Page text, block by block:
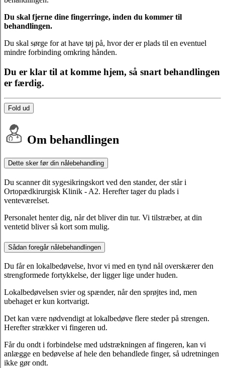
Du skal fjerne dine fingerringe, inden du kommer til
behandlingen.
Du skal sørge for at have tøj på, hvor der er plads til en eventuel
mindre forbinding omkring hånden.
Du er klar til at komme hjem, så snart behandlingen
er færdig.
Fold ud
Om behandlingen
Dette sker før din nålebehandling
Du scanner dit sygesikringskort ved den stander, der står i
Ortopædkirurgisk Klinik - A2. Herefter tager du plads i
venteværelset.
Personalet henter dig, når det bliver din tur. Vi tilstræber, at din
ventetid bliver så kort som mulig.
Sådan foregår nålebehandlingen
Du får en lokalbedøvelse, hvor vi med en tynd nål overskærer den
strengformede fortykkelse, der ligger lige under huden.
Lokalbedøvelsen svier og spænder, når den sprøjtes ind, men
ubehaget er kun kortvarigt.
Det kan være nødvendigt at lokalbedøve flere steder på strengen.
Herefter strækker vi fingeren ud.
Får du ondt i forbindelse med udstrækningen af fingeren, kan vi
anlægge en bedøvelse af hele den behandlede finger, så udretningen
ikke gør ondt.